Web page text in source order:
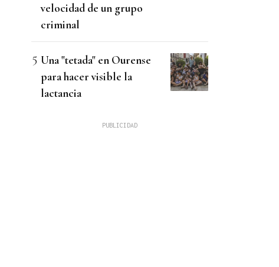
velocidad de un grupo
criminal
Una "tetada" en Ourense
para hacer visible la
lactancia